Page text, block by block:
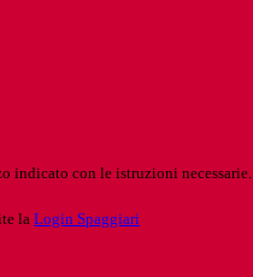
indicato con le istruzioni necessarie.
la Login Spaggiari